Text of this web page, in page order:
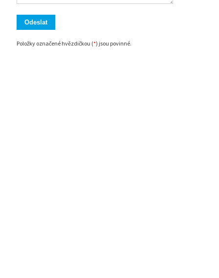
Položky označené hvězdičkou (*) jsou povinné.